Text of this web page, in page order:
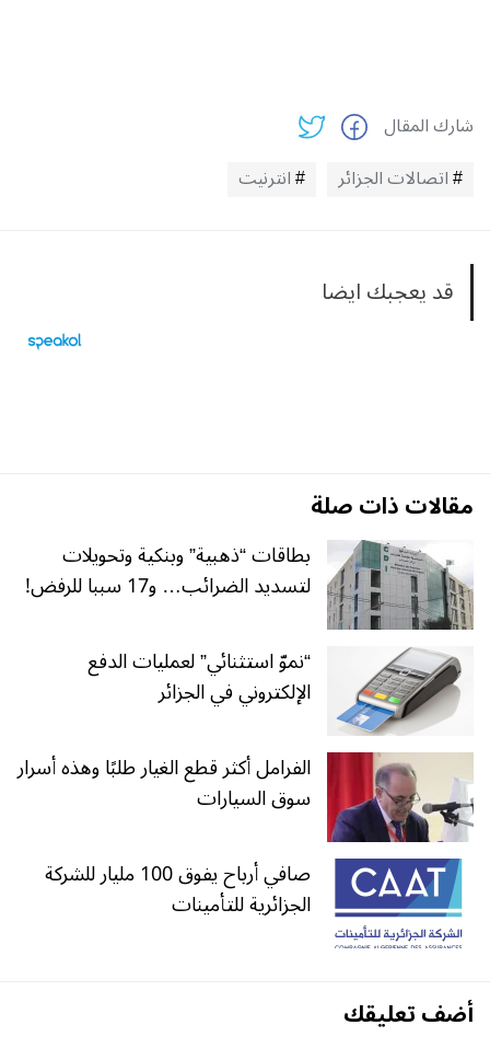
شارك المقال
اتصالات الجزائر
انترنيت
قد يعجبك ايضا
مقالات ذات صلة
بطاقات “ذهبية” وبنكية وتحويلات
لتسديد الضرائب… و17 سببا للرفض!
“نموّ استثنائي” لعمليات الدفع
الإلكتروني في الجزائر
الفرامل أكثر قطع الغيار طلبًا وهذه أسرار
سوق السيارات
صافي أرباح يفوق 100 مليار للشركة
الجزائرية للتأمينات
أضف تعليقك